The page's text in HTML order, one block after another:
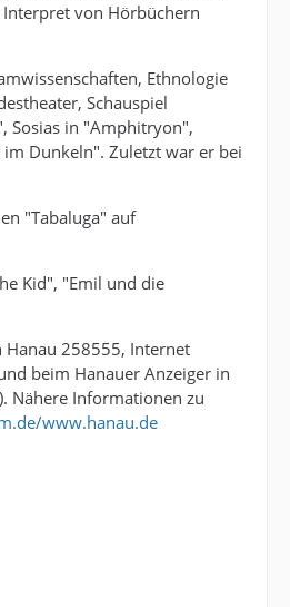
Interpret von Hörbüchern
Ethnologie
Schauspiel
Sosias in "Amphitryon",
Dunkeln". Zuletzt war er bei
"Tabaluga" auf
Kid", "Emil und die
258555, Internet
beim Hanauer Anzeiger in
Nähere Informationen zu
www.hanau.de